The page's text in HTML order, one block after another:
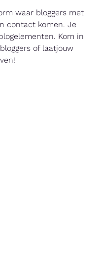
waar bloggers met
contact komen. Je
Kom in
of laatjouw